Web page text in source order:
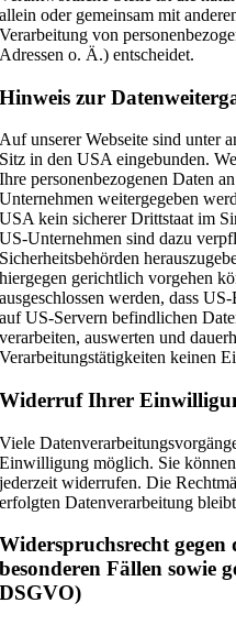
allein oder gemeinsam mit
Verarbeitung von
Adressen o. Ä.) entscheidet.
Hinweis zur
Auf unserer Webseite sind unter
Sitz in den USA eingebunden.
Ihre personenbezogenen Daten
Unternehmen weitergegeben
USA kein sicherer Drittstaat im
US-Unternehmen sind dazu
Sicherheitsbehörden
hiergegen gerichtlich vorgehen
ausgeschlossen werden, dass
auf US-Servern befindlichen
verarbeiten, auswerten und
Verarbeitungstätigkeiten keinen
Widerruf Ihrer
Viele
Einwilligung möglich. Sie
jederzeit widerrufen. Die
erfolgten Datenverarbeitung
Widerspruchsrecht
besonderen Fällen sowie
DSGVO)